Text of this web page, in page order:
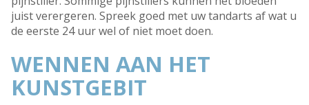
juist verergeren. Spreek goed met uw tandarts af wat u
de eerste 24 uur wel of niet moet doen.
WENNEN AAN HET
KUNSTGEBIT